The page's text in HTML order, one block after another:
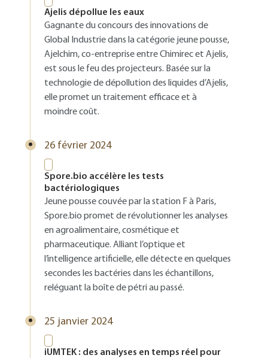
Ajelis dépollue les eaux
Gagnante du concours des innovations de
Global Industrie dans la catégorie jeune pousse,
Ajelchim, co-entreprise entre Chimirec et Ajelis,
est sous le feu des projecteurs. Basée sur la
technologie de dépollution des liquides d’Ajelis,
elle promet un traitement efficace et à
moindre coût.
26 février 2024
Spore.bio accélère les tests
bactériologiques
Jeune pousse couvée par la station F à Paris,
Spore.bio promet de révolutionner les analyses
en agroalimentaire, cosmétique et
pharmaceutique. Alliant l’optique et
l’intelligence artificielle, elle détecte en quelques
secondes les bactéries dans les échantillons,
reléguant la boîte de pétri au passé.
25 janvier 2024
iUMTEK : des analyses en temps réel pour